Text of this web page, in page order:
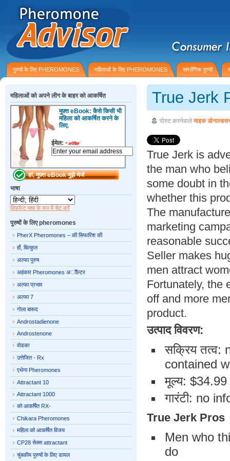
पुरुषों के लिए PHEROMONES महिलाओं के लिए PHEROMONES समलैंगिक पुरुषों
True Jerk
पोस्ट करनेवाले माइक
True Jerk is
the man who
some doubt in
whether this
The
marketing
reasonable
Seller makes
men attract
Fortunately, the
off and more
product.
उत्पाद विवरण:
सक्रिय तत्व:
contained
मूल्य: $34.99
गारंटी: no
True Jerk Pros
Men who
do
महिलाओं को अपने लीग के बाहर को आकर्षित
मुफ़्त eBook: कैसे किसी भी
महिला को आकर्षित करने के
लिए.
ईमेल: *अपेक्षित
भाषा
डिफ़ॉल्ट भाषा के रूप में सेट करें
पुरुषों के लिए pheromones
PherX Pheromones – की सिफारिश की
हाँ, बिल्कुल
अल्फा पुरुष
अहंकार Pheromones अॉॉल्टर
अल्फा प्रभाव
अल्फा 7
गोला बारूद
Androstadienone
Androstenone
वोडका
उत्तेजित - Rx
एथेना Pheromones
Attractant 10
Attractant 1000
को आकर्षित RX-
Chikara Pheromones
महिला को आकर्षित विजय
CP28 सेक्स attractant
चुंबकीय पुरुषों के लिए डायल